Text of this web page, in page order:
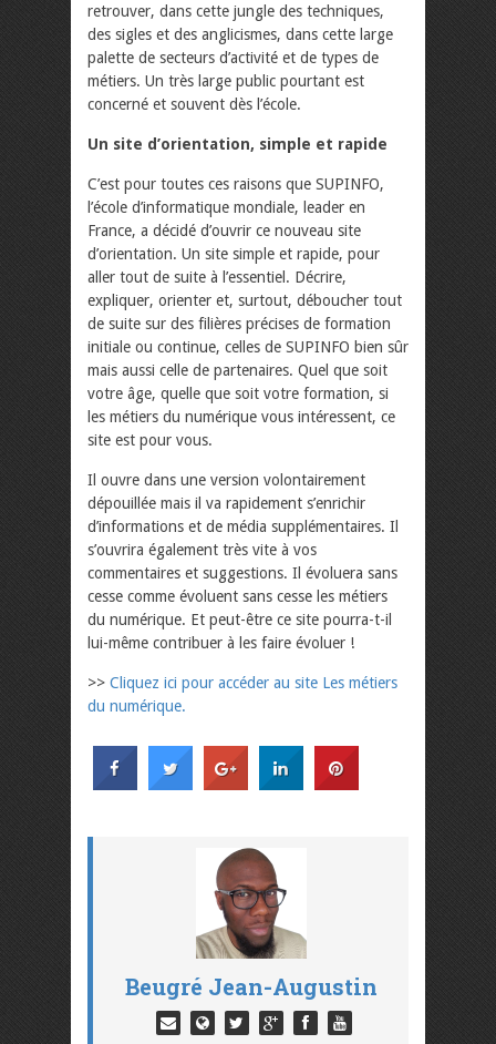
retrouver, dans cette jungle des techniques,
des sigles et des anglicismes, dans cette large
palette de secteurs d’activité et de types de
métiers. Un très large public pourtant est
concerné et souvent dès l’école.
Un site d’orientation, simple et rapide
C’est pour toutes ces raisons que SUPINFO,
l’école d’informatique mondiale, leader en
France, a décidé d’ouvrir ce nouveau site
d’orientation. Un site simple et rapide, pour
aller tout de suite à l’essentiel. Décrire,
expliquer, orienter et, surtout, déboucher tout
de suite sur des filières précises de formation
initiale ou continue, celles de SUPINFO bien sûr
mais aussi celle de partenaires. Quel que soit
votre âge, quelle que soit votre formation, si
les métiers du numérique vous intéressent, ce
site est pour vous.
Il ouvre dans une version volontairement
dépouillée mais il va rapidement s’enrichir
d’informations et de média supplémentaires. Il
s’ouvrira également très vite à vos
commentaires et suggestions. Il évoluera sans
cesse comme évoluent sans cesse les métiers
du numérique. Et peut-être ce site pourra-t-il
lui-même contribuer à les faire évoluer !
>> Cliquez ici pour accéder au site Les métiers
du numérique.
Beugré Jean-Augustin